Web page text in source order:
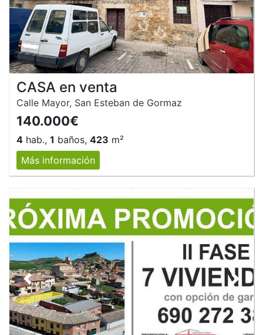
CASA en venta
Calle Mayor, San Esteban de Gormaz
140.000€
4 hab., 1 baños, 423 m²
Más información
Anterior